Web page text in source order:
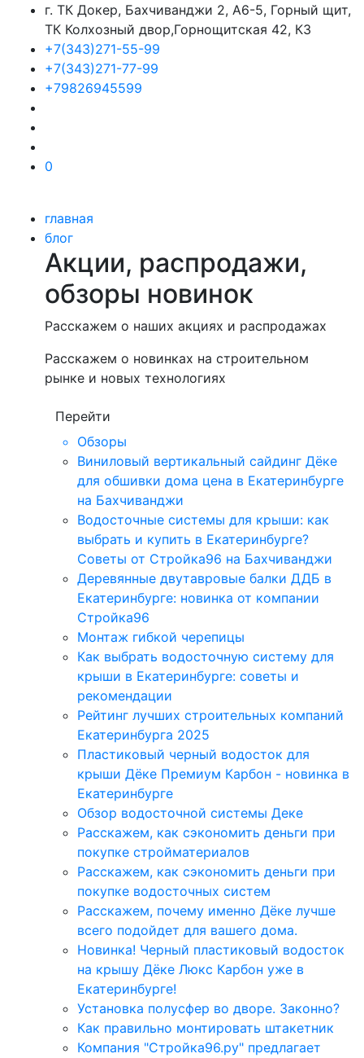
г. ТК Докер, Бахчиванджи 2, А6-5, Горный щит,
ТК Колхозный двор,Горнощитская 42, К3
+7(343)271-55-99
+7(343)271-77-99
+79826945599
0
главная
блог
Акции, распродажи,
обзоры новинок
Расскажем о наших акциях и распродажах
Расскажем о новинках на строительном
рынке и новых технологиях
Перейти
Обзоры
Виниловый вертикальный сайдинг Дёке
для обшивки дома цена в Екатеринбурге
на Бахчиванджи
Водосточные системы для крыши: как
выбрать и купить в Екатеринбурге?
Советы от Стройка96 на Бахчиванджи
Деревянные двутавровые балки ДДБ в
Екатеринбурге: новинка от компании
Стройка96
Монтаж гибкой черепицы
Как выбрать водосточную систему для
крыши в Екатеринбурге: советы и
рекомендации
Рейтинг лучших строительных компаний
Екатеринбурга 2025
Пластиковый черный водосток для
крыши Дёке Премиум Карбон - новинка в
Екатеринбурге
Обзор водосточной системы Деке
Расскажем, как сэкономить деньги при
покупке стройматериалов
Расскажем, как сэкономить деньги при
покупке водосточных систем
Расскажем, почему именно Дёке лучше
всего подойдет для вашего дома.
Новинка! Черный пластиковый водосток
на крышу Дёке Люкс Карбон уже в
Екатеринбурге!
Установка полусфер во дворе. Законно?
Как правильно монтировать штакетник
Компания "Стройка96.ру" предлагает